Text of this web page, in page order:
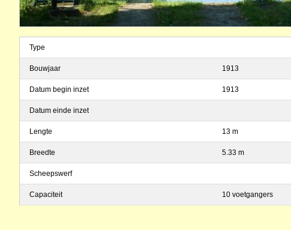
Type
Bouwjaar 1913
Datum begin inzet 1913
Datum einde inzet
Lengte 13 m
Breedte 5.33 m
Scheepswerf
Capaciteit 10 voetgangers